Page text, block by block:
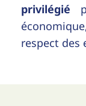
privilégié
respect des